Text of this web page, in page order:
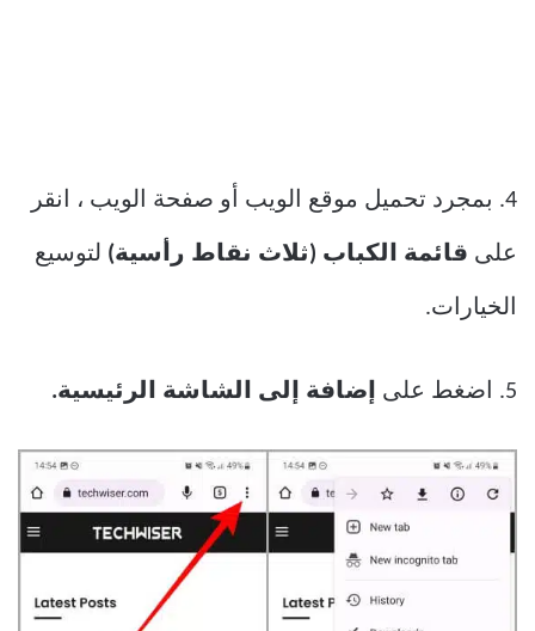
4. بمجرد تحميل موقع الويب أو صفحة الويب ، انقر
على قائمة الكباب (ثلاث نقاط رأسية) لتوسيع
الخيارات.
5. اضغط على إضافة إلى الشاشة الرئيسية.